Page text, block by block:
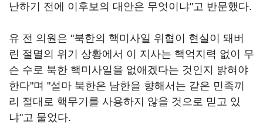
난하기 전에 이후보의 대안은 무엇이냐"고 반문했다.
유 전 의원은 "북한의 핵미사일 위협이 현실이 돼버
린 절멸의 위기 상황에서 이 지사는 핵억지력 없이 무
슨 수로 북한 핵미사일을 없애겠다는 것인지 밝혀야
한다"며 "설마 북한은 남한을 향해서는 같은 민족끼
리 절대로 핵무기를 사용하지 않을 것으로 믿고 있
냐"고 물었다.